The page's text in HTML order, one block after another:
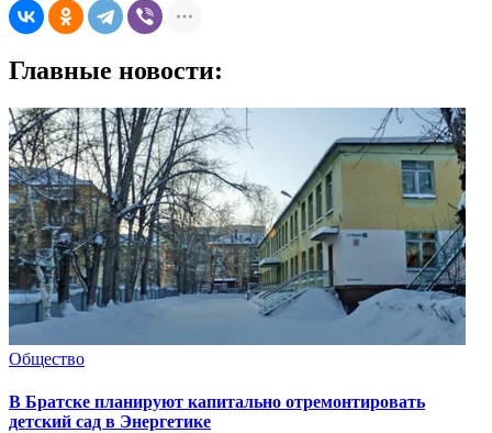
Главные новости:
Общество
В Братске планируют капитально отремонтировать
детский сад в Энергетике